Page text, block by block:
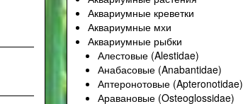
Аквариумные креветки
Аквариумные мхи
Аквариумные рыбки
Алестовые (Alestidae)
Анабасовые (Anabantidae)
Аптеронотовые (Apteronotidae)
Аравановые (Osteoglossidae)